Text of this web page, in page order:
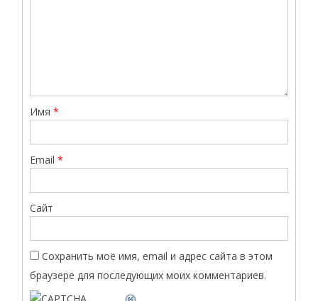
Имя*
Email*
Сайт
Сохранить моё имя, email и адрес сайта в этом
браузере для последующих моих комментариев.